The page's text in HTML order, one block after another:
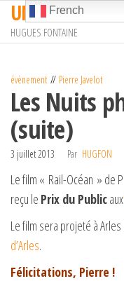
Passer
contenu
UN TRAIN EN
HUGUES FONTAINE
évènement Pierre Javelot
Les Nuits
(suite)
3 juillet 2013 Par HUGFON
Le film « Rail-Océan » de
reçu le Prix du Publicaux
Le film sera projeté à
d’Arles.
Félicitations, Pierre !
French